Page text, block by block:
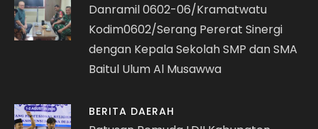
Danramil 0602-06/Kramatwatu
Kodim0602/Serang Pererat Sinergi
dengan Kepala Sekolah SMP dan SMA
Baitul Ulum Al Musawwa
BERITA DAERAH